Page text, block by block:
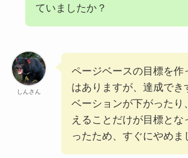
ていましたか？
しんさん
ページベースの目標を作
はありますが、達成でき
ベーションが下がったり
えることだけが目標とな
ったため、すぐにやめま